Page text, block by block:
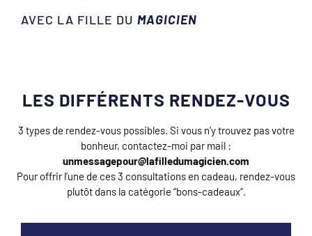
AVEC LA FILLE DU MAGICIEN
LES DIFFÉRENTS RENDEZ-VOUS
3 types de rendez-vous possibles. Si vous n’y trouvez pas votre
bonheur, contactez-moi par mail :
unmessagepour@lafilledumagicien.com
Pour offrir l’une de ces 3 consultations en cadeau, rendez-vous
plutôt dans la catégorie “bons-cadeaux”.